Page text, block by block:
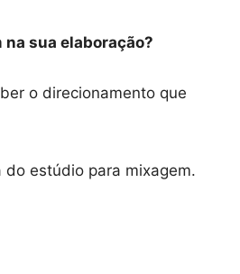
sua elaboração?
o direcionamento que
estúdio para mixagem.